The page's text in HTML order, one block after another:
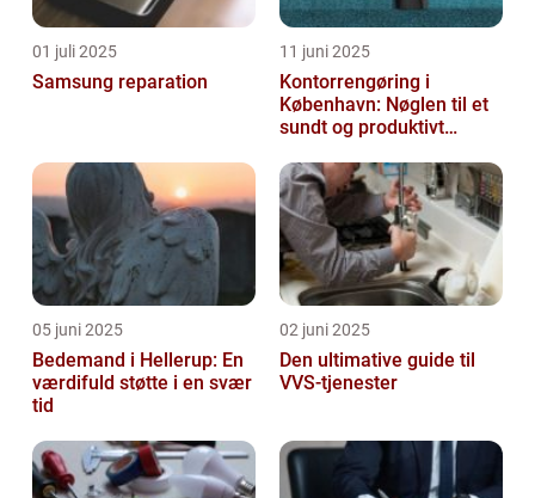
01 juli 2025
Samsung reparation
11 juni 2025
Kontorrengøring i
København: Nøglen til et
sundt og produktivt
05 juni 2025
Bedemand i Hellerup: En
værdifuld støtte i en svær
tid
02 juni 2025
Den ultimative guide til
VVS-tjenester